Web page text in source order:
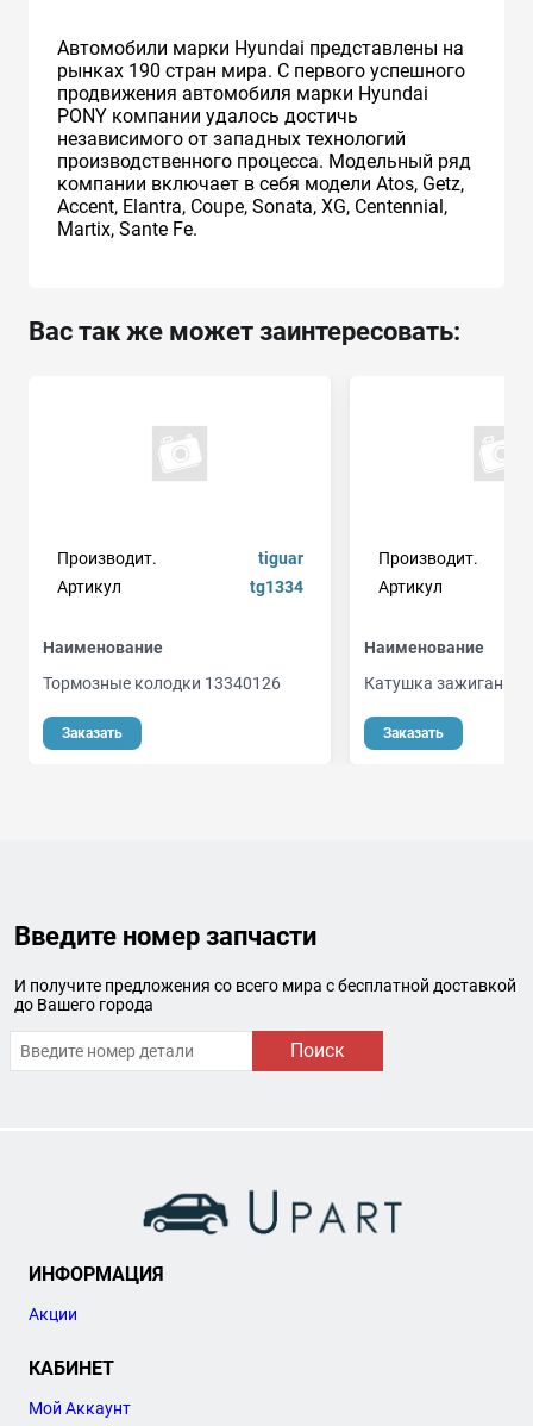
Автомобили марки Hyundai представлены на
рынках 190 стран мира. C первого успешного
продвижения автомобиля марки Hyundai
PONY компании удалось достичь
независимого от западных технологий
производственного процесса. Модельный ряд
компании включает в себя модели Atos, Getz,
Accent, Elantra, Coupe, Sonata, XG, Centennial,
Martix, Sante Fe.
Вас так же может заинтересовать:
Производит.
tiguar
Артикул
tg1334
Наименование
Тормозные колодки 13340126
Заказать
Производит.
Артикул
Наименование
Катушка зажигания
Заказать
Введите номер запчасти
И получите предложения со всего мира с бесплатной доставкой
до Вашего города
Поиск
ИНФОРМАЦИЯ
Акции
КАБИНЕТ
Мой Аккаунт